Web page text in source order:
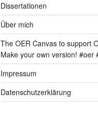
Dissertationen
Über mich
The OER Canvas to support
Make your own version! #oer
Impressum
Datenschutzerklärung